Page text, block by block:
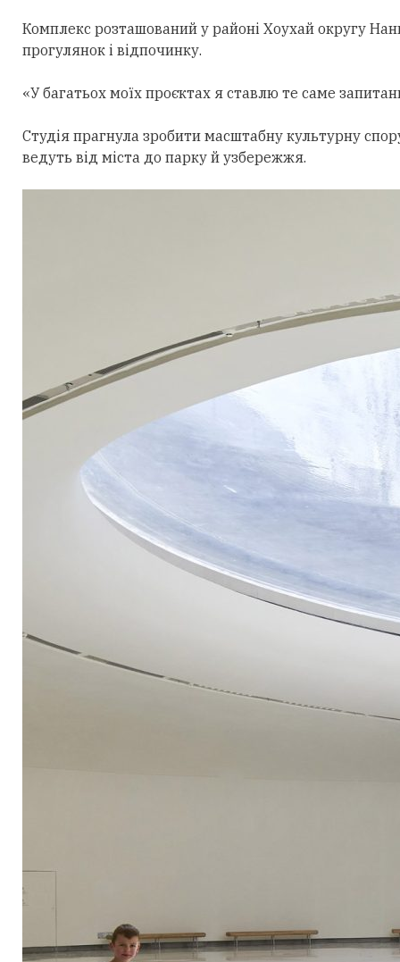
Комплекс розташований у районі Хоухай округу
прогулянок і відпочинку.
«У багатьох моїх проєктах я ставлю те саме
Студія прагнула зробити масштабну культурну
ведуть від міста до парку й узбережжя.